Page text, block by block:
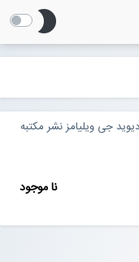
brightness_2
جی ویلیامز نشر مکتبه
نا موجود